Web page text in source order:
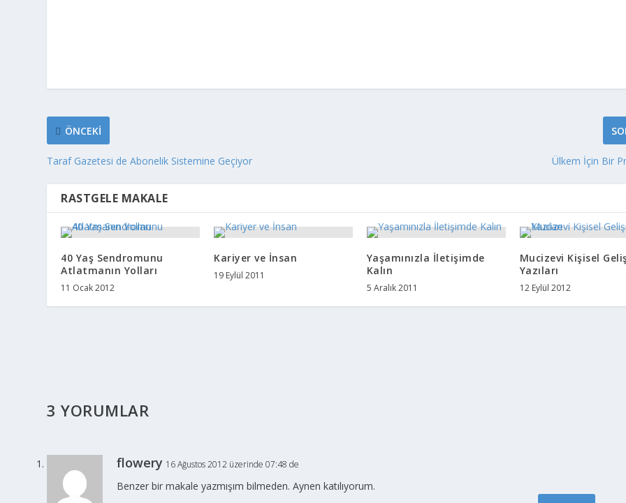
ÖNCEKI
Taraf Gazetesi de Abonelik Sistemine Geçiyor Ülkem İçin Bir
RASTGELE MAKALE
40 Yaş Sendromunu
Atlatmanın Yolları
11 Ocak 2012
Kariyer ve İnsan
19 Eylül 2011
Yaşamınızla İletişimde
Kalın
5 Aralık 2011
Mucizevi Kişisel
Yazıları
12 Eylül 2012
3 YORUMLAR
flowery 16 Ağustos 2012 üzerinde 07:48 de
Benzer bir makale yazmışım bilmeden. Aynen katılıyorum.